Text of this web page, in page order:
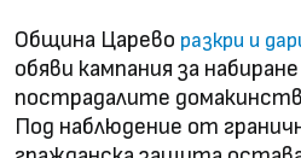
Община Царево разкри и
обяви кампания за
пострадалите
Под наблюдение от